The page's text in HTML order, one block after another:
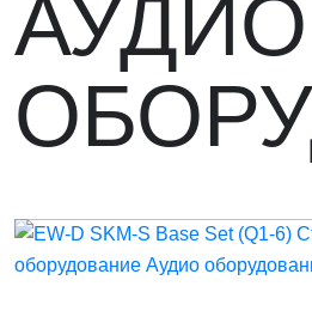
АУДИО